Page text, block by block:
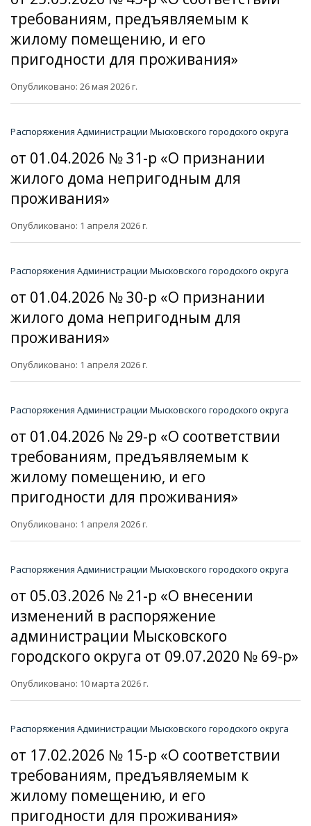
требованиям, предъявляемым к
жилому помещению, и его
пригодности для проживания»
Опубликовано: 26 мая 2026 г.
Распоряжения Администрации Мысковского городского округа
от 01.04.2026 № 31-р «О признании
жилого дома непригодным для
проживания»
Опубликовано: 1 апреля 2026 г.
Распоряжения Администрации Мысковского городского округа
от 01.04.2026 № 30-р «О признании
жилого дома непригодным для
проживания»
Опубликовано: 1 апреля 2026 г.
Распоряжения Администрации Мысковского городского округа
от 01.04.2026 № 29-р «О соответствии
требованиям, предъявляемым к
жилому помещению, и его
пригодности для проживания»
Опубликовано: 1 апреля 2026 г.
Распоряжения Администрации Мысковского городского округа
от 05.03.2026 № 21-р «О внесении
изменений в распоряжение
администрации Мысковского
городского округа от 09.07.2020 № 69-р»
Опубликовано: 10 марта 2026 г.
Распоряжения Администрации Мысковского городского округа
от 17.02.2026 № 15-р «О соответствии
требованиям, предъявляемым к
жилому помещению, и его
пригодности для проживания»